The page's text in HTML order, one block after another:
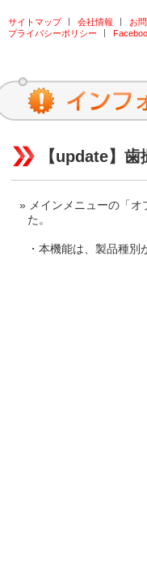
サイトマップ 会社情報
お
プライバシーポリシー
【update】
メインメニューの「
た。
・本機能は、製品種